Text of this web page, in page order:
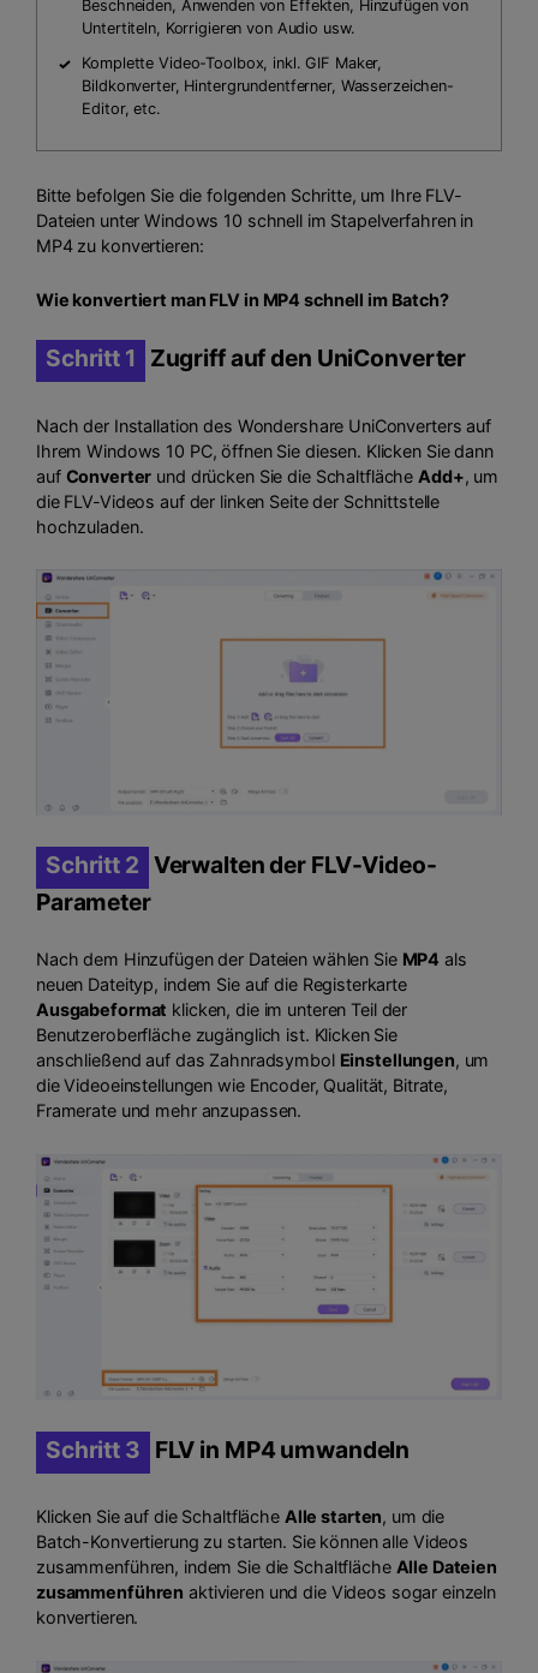
Beschneiden, Anwenden von Effekten, Hinzufügen von
Untertiteln, Korrigieren von Audio usw.
Komplette Video-Toolbox, inkl. GIF Maker,
Bildkonverter, Hintergrundentferner, Wasserzeichen-
Editor, etc.
Bitte befolgen Sie die folgenden Schritte, um Ihre FLV-
Dateien unter Windows 10 schnell im Stapelverfahren in
MP4 zu konvertieren:
Wie konvertiert man FLV in MP4 schnell im Batch?
Schritt 1 Zugriff auf den UniConverter
Nach der Installation des Wondershare UniConverters auf
Ihrem Windows 10 PC, öffnen Sie diesen. Klicken Sie dann
auf Converter und drücken Sie die Schaltfläche Add+, um
die FLV-Videos auf der linken Seite der Schnittstelle
hochzuladen.
Schritt 2 Verwalten der FLV-Video-
Parameter
Nach dem Hinzufügen der Dateien wählen Sie MP4 als
neuen Dateityp, indem Sie auf die Registerkarte
Ausgabeformat klicken, die im unteren Teil der
Benutzeroberfläche zugänglich ist. Klicken Sie
anschließend auf das Zahnradsymbol Einstellungen, um
die Videoeinstellungen wie Encoder, Qualität, Bitrate,
Framerate und mehr anzupassen.
Schritt 3 FLV in MP4 umwandeln
Klicken Sie auf die Schaltfläche Alle starten, um die
Batch-Konvertierung zu starten. Sie können alle Videos
zusammenführen, indem Sie die Schaltfläche Alle Dateien
zusammenführen aktivieren und die Videos sogar einzeln
konvertieren.